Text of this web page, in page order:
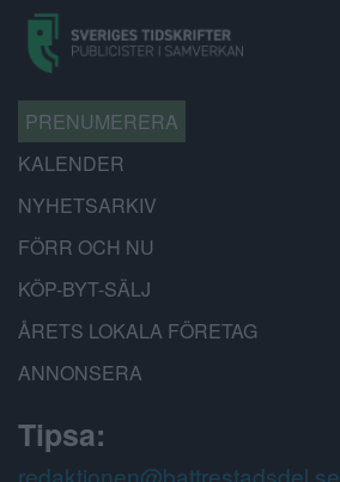
PRENUMERERA
KALENDER
NYHETSARKIV
FÖRR OCH NU
KÖP-BYT-SÄLJ
ÅRETS LOKALA FÖRETAG
ANNONSERA
Tipsa: